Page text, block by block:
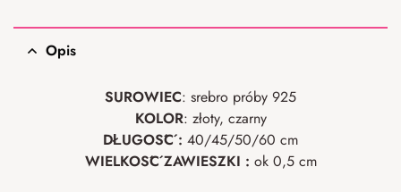
Opis
SUROWIEC: srebro próby 925
KOLOR: złoty, czarny
DŁUGOŚĆ : 40/45/50/60 cm
WIELKOŚĆ ZAWIESZKI : ok 0,5 cm